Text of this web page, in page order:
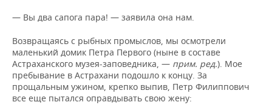
— Вы два сапога пара! — заявила она нам.
Возвращаясь с рыбных промыслов, мы осмотрели
маленький домик Петра Первого (ныне в составе
Астраханского музея-заповедника, — прим. ред.). Мое
пребывание в Астрахани подошло к концу. За
прощальным ужином, крепко выпив, Петр Филиппович
все еще пытался оправдывать свою жену: